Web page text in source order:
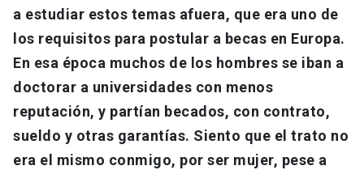
a estudiar estos temas afuera, que era uno de
los requisitos para postular a becas en Europa.
En esa época muchos de los hombres se iban a
doctorar a universidades con menos
reputación, y partían becados, con contrato,
sueldo y otras garantías. Siento que el trato no
era el mismo conmigo, por ser mujer, pese a